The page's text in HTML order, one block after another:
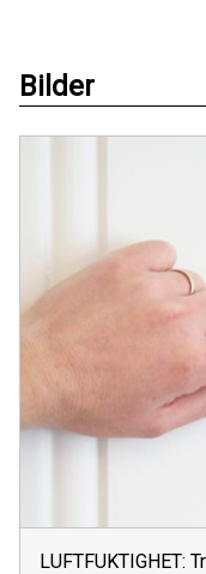
Bilder
LUFTFUKTIGHET: